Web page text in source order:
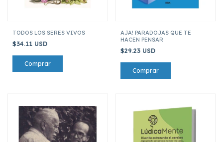
TODOS LOS SERES VIVOS
$34.11 USD
AJA! PARADOJAS QUE TE
HACEN PENSAR
$29.23 USD